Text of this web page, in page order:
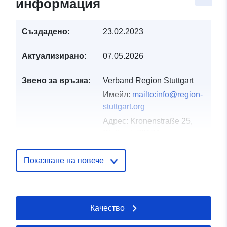
информация
Създадено: 23.02.2023
Актуализирано: 07.05.2026
Звено за връзка:
Verband Region Stuttgart
Имейл: mailto:info@region-
stuttgart.org
Адрес: Kronenstraße 25,
URL адрес:
https://www.region-
запис:
Добавено към data.europa.eu:
February 2026
Показване на повече
Качество